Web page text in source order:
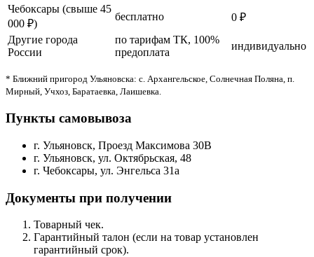
Чебоксары (свыше 45
000 ₽)
бесплатно
0 ₽
Другие города
России
по тарифам ТК, 100%
предоплата
индивидуально
* Ближний пригород Ульяновска: с. Архангельское, Солнечная Поляна, п.
Мирный, Учхоз, Баратаевка, Лаишевка.
Пункты самовывоза
г. Ульяновск, Проезд Максимова 30В
г. Ульяновск, ул. Октябрьская, 48
г. Чебоксары, ул. Энгельса 31а
Документы при получении
Товарный чек.
Гарантийный талон (если на товар установлен
гарантийный срок).